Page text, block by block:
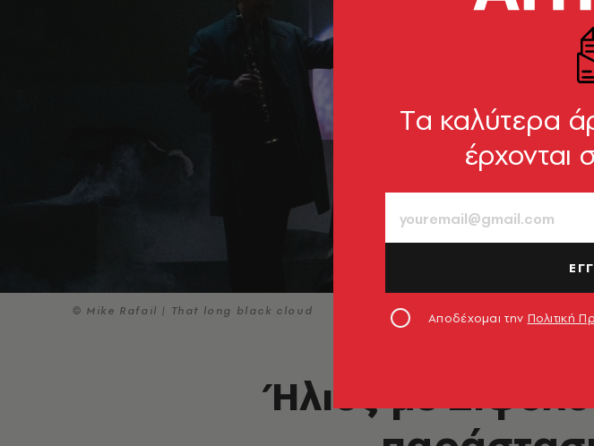
© Mike Rafail | That long black cloud
Ήλιος με
Tα καλύτερα
έρχονται
Αποδέχομαι την Πολιτική